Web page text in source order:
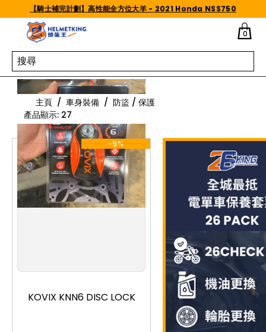
Skip to content
【騎士補完計劃】高性能全方位大羊 - 2021 Honda NSS750
0
防盜 / 保護
主頁 / 車身裝備 / 防盜 / 保護
產品顯示: 27
-9%
KOVIX KNN6 DISC LOCK